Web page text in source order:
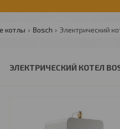
котлы Bosch Электрический
ЭЛЕКТРИЧЕСКИЙ КОТЕЛ